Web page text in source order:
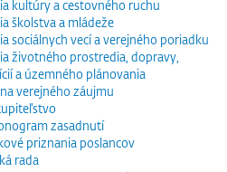
kultúry a cestovného ruchu
školstva a mládeže
sociálnych vecí a verejného poriadku
životného prostredia, dopravy,
a územného plánovania
verejného záujmu
zasadnutí
priznania poslancov
rada